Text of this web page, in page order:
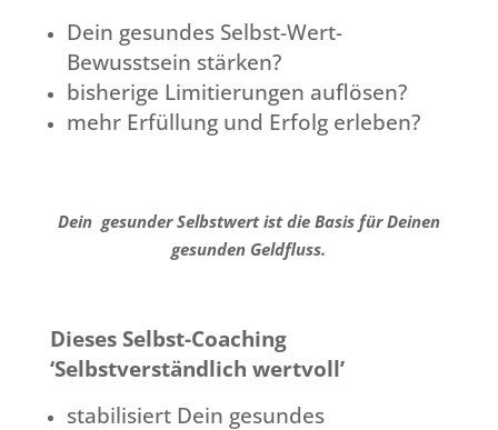
Dein gesundes Selbst-Wert-
Bewusstsein stärken?
bisherige Limitierungen auflösen?
mehr Erfüllung und Erfolg erleben?
Dein gesunder Selbstwert ist die Basis für Deinen
gesunden Geldfluss.
Dieses Selbst-Coaching
‘Selbstverständlich wertvoll’
stabilisiert Dein gesundes